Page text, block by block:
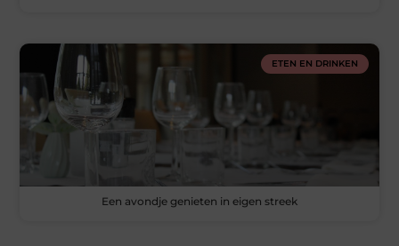
ETEN EN DRINKEN
Een avondje genieten in eigen streek